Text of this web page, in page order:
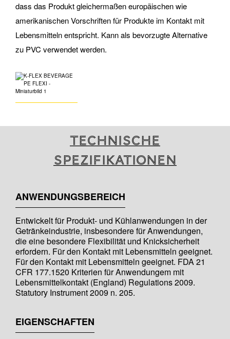
dass das Produkt gleichermaßen europäischen wie
amerikanischen Vorschriften für Produkte im Kontakt mit
Lebensmitteln entspricht. Kann als bevorzugte Alternative
zu PVC verwendet werden.
Technische
Spezifikationen
ANWENDUNGSBEREICH
Entwickelt für Produkt- und Kühlanwendungen in der
Getränkeindustrie, insbesondere für Anwendungen,
die eine besondere Flexibilität und Knicksicherheit
erfordern. Für den Kontakt mit Lebensmitteln geeignet.
Für den Kontakt mit Lebensmitteln geeignet. FDA 21
CFR 177.1520 Kriterien für Anwendungem mit
Lebensmittelkontakt (England) Regulations 2009.
Statutory Instrument 2009 n. 205.
EIGENSCHAFTEN